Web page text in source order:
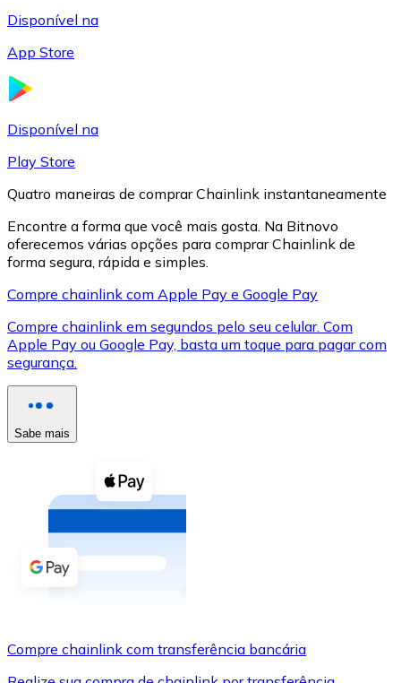
XRP
XRP
Ver tudo
Cupons cripto
Compre criptomoedas com dinheiro e outros
Comprar com dinheiro
Transferência SEPA
Disponível na
App Store
Disponível na
Play Store
Quatro maneiras de comprar Chainlink instantaneamente
Encontre a forma que você mais gosta. Na Bitnovo
oferecemos várias opções para comprar Chainlink de
forma segura, rápida e simples.
Compre chainlink com Apple Pay e Google Pay
Compre chainlink em segundos pelo seu celular. Com
Apple Pay ou Google Pay, basta um toque para pagar com
segurança.
Sabe mais
Compre chainlink com transferência bancária